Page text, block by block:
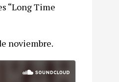
“Long Time
noviembre.